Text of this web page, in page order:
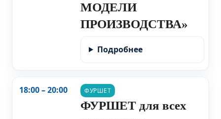
МОДЕЛИ
ПРОИЗВОДСТВА»
Подробнее
18:00 – 20:00 ФУРШЕТ
ФУРШЕТ для всех